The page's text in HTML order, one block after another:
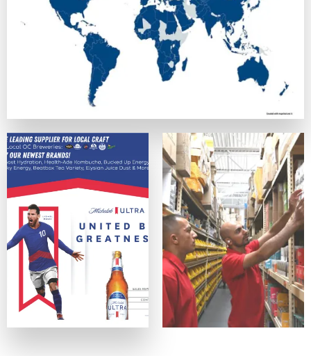
正式なライセンスを持ち、SSL暗号化でデータを守っている
カスタマーサポート
優秀なカジノは、迅速で親切なサポート体制を提供してい
便利さ・モバイル対応
スマホ、タブレットデバイス、PCのどれからでも問題なく
ゲームの質
ネットエント、Microgaming、プレイテック、Evolution
オンラインカジノサイトの入出金手段
カジノプロファイルを作成したら、次のステップは入金手
クレジットは最も手軽なデポジット手段の一つの方法です
主な入出金方法：
ビザカード / MasterCard / JCB